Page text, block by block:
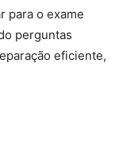
para o exame
perguntas
eficiente,